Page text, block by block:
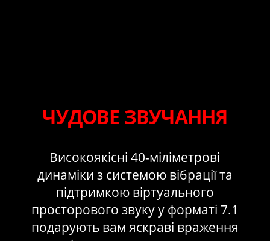
ЧУДОВЕ ЗВУЧАННЯ
Високоякісні 40-міліметрові
динаміки з системою вібрації та
підтримкою віртуального
просторового звуку у форматі 7.1
подарують вам яскраві враження